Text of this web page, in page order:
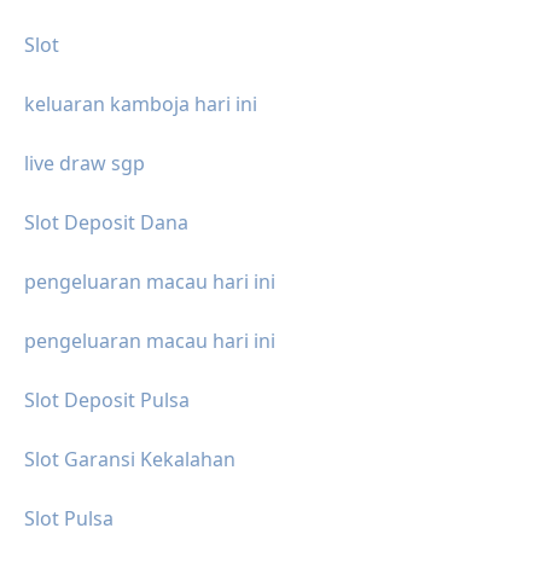
Slot
keluaran kamboja hari ini
live draw sgp
Slot Deposit Dana
pengeluaran macau hari ini
pengeluaran macau hari ini
Slot Deposit Pulsa
Slot Garansi Kekalahan
Slot Pulsa